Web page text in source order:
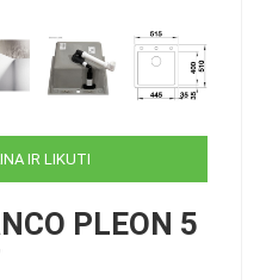
IR LIKUTI
PLEON 5